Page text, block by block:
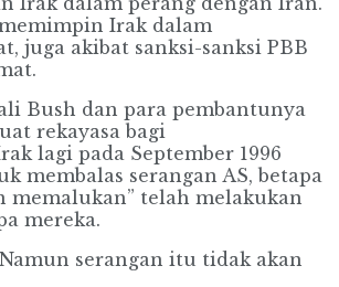
Irak dalam
juga akibat sanksi-sanksi PBB
Bush dan para pembantunya
rekayasa bagi
lagi pada September 1996
membalas serangan AS, betapa
memalukan” telah melakukan
mereka.
serangan itu tidak akan